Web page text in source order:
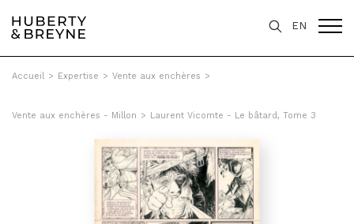
EN
Accueil > Expertise > Vente aux enchères >
Vente aux enchères - Millon > Laurent Vicomte - Le bâtard, Tome 3